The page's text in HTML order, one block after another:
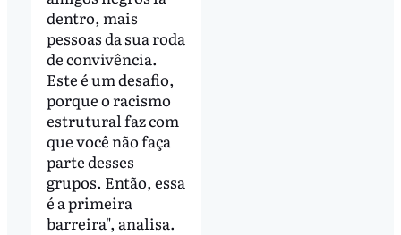
dentro, mais
pessoas da sua roda
de convivência.
Este é um desafio,
porque o racismo
estrutural faz com
que você não faça
parte desses
grupos. Então, essa
é a primeira
barreira", analisa.